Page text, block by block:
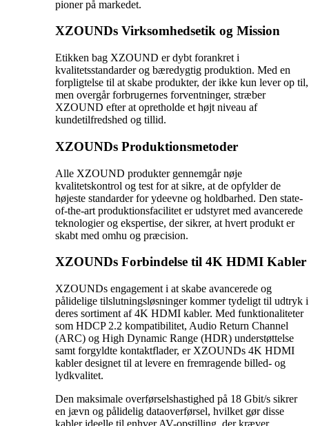
pioner på markedet.
XZOUNDs Virksomhedsetik og Mission
Etikken bag XZOUND er dybt forankret i
kvalitetsstandarder og bæredygtig produktion. Med en
forpligtelse til at skabe produkter, der ikke kun lever op til,
men overgår forbrugernes forventninger, stræber
XZOUND efter at opretholde et højt niveau af
kundetilfredshed og tillid.
XZOUNDs Produktionsmetoder
Alle XZOUND produkter gennemgår nøje
kvalitetskontrol og test for at sikre, at de opfylder de
højeste standarder for ydeevne og holdbarhed. Den state-
of-the-art produktionsfacilitet er udstyret med avancerede
teknologier og ekspertise, der sikrer, at hvert produkt er
skabt med omhu og præcision.
XZOUNDs Forbindelse til 4K HDMI Kabler
XZOUNDs engagement i at skabe avancerede og
pålidelige tilslutningsløsninger kommer tydeligt til udtryk i
deres sortiment af 4K HDMI kabler. Med funktionaliteter
som HDCP 2.2 kompatibilitet, Audio Return Channel
(ARC) og High Dynamic Range (HDR) understøttelse
samt forgyldte kontaktflader, er XZOUNDs 4K HDMI
kabler designet til at levere en fremragende billed- og
lydkvalitet.
Den maksimale overførselshastighed på 18 Gbit/s sikrer
en jævn og pålidelig dataoverførsel, hvilket gør disse
kabler ideelle til enhver AV-opstilling, der kræver